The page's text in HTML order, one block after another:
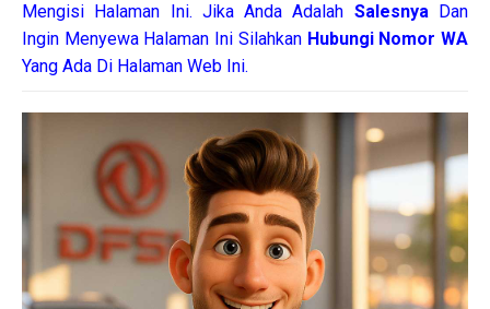
Mengisi Halaman Ini. Jika Anda Adalah SalesnyaDan
Ingin Menyewa Halaman Ini Silahkan Hubungi Nomor WA
Yang Ada Di Halaman Web Ini.